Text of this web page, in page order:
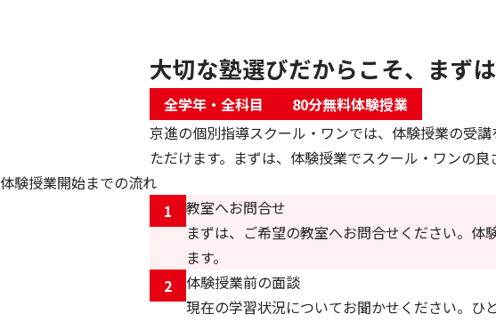
大切な塾選びだからこそ、まず
全学年・全科目
80分無料体験授業
京進の個別指導スクール・ワンでは、体験授業の受
ただけます。まずは、体験授業でスクール・ワンの
体験授業開始までの流れ
1
教室へお問合せ
まずは、ご希望の教室へお問合せください。
ます。
2
体験授業前の面談
現在の学習状況についてお聞かせください。ひ